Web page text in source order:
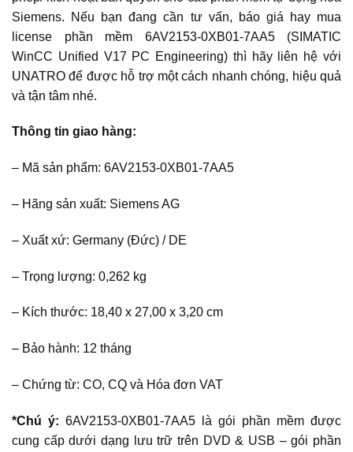
Siemens. Nếu bạn đang cần tư vấn, báo giá hay mua
license phần mềm 6AV2153-0XB01-7AA5 (SIMATIC
WinCC Unified V17 PC Engineering) thì hãy liên hệ với
UNATRO để được hỗ trợ một cách nhanh chóng, hiệu quả
và tận tâm nhé.
Thông tin giao hàng:
– Mã sản phẩm: 6AV2153-0XB01-7AA5
– Hãng sản xuất: Siemens AG
– Xuất xứ: Germany (Đức) / DE
– Trọng lượng: 0,262 kg
– Kích thước: 18,40 x 27,00 x 3,20 cm
– Bảo hành: 12 tháng
– Chứng từ: CO, CQ và Hóa đơn VAT
*Chú ý: 6AV2153-0XB01-7AA5 là gói phần mềm được
cung cấp dưới dạng lưu trữ trên DVD & USB – gói phần